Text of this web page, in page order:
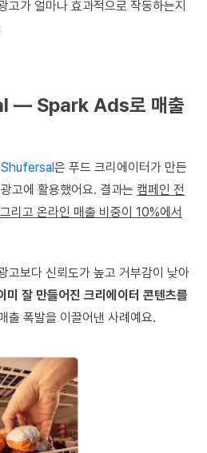
고가 얼마나 효과적으로 작동하는지
— Spark Ads로 매출
Shufersal은 푸드 크리에이터가 만든
고에 활용했어요. 결과는 캠페인 전
리고 온라인 매출 비중이 10%에서
고보다 신뢰도가 높고 거부감이 낮아
미 잘 만들어진 크리에이터 콘텐츠를
출 폭발을 이끌어낸 사례예요.